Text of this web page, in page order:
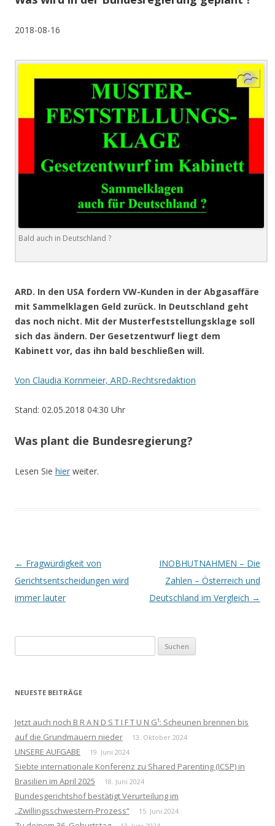
2018-08-16
Bald auch in Deutschland ?
ARD. In den USA fordern VW-Kunden in der Abgasaffäre
mit Sammelklagen Geld zurück. In Deutschland geht
das noch nicht. Mit der Musterfeststellungsklage soll
sich das ändern. Der Gesetzentwurf liegt dem
Kabinett vor, das ihn bald beschließen will.
Von Claudia Kornmeier, ARD-Rechtsredaktion
Stand: 02.05.2018 04:30 Uhr
Was plant die Bundesregierung?
Lesen Sie hier weiter.
Beitrags-
Navigation
← Fragwürdigkeit von
Gerichtsentscheidungen wird
immer lauter
INOBHUTNAHMEN – Die
Zahlen – Österreich und
Deutschland im Vergleich →
nach:
NEUESTE BEITRÄGE
Jetzt auch noch B R A N D S T I F T U N G¹: Scheunen brennen bis
auf die Grundmauern nieder
13. Oktober 2024
UNSERE AUFGABE 19. Juni 2024
Siebte internationale Konferenz zu Shared Parenting (ICSP) in
Brasilien im April 2025
18. Juni 2024
Bundesgerichtshof bestätigt Verurteilung im
„Zwillingsschwestern-Prozess“
15. Juni 2024